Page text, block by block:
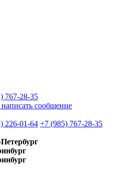
767-28-35
написать сообщение
226-01-64 +7 (985) 767-28-35